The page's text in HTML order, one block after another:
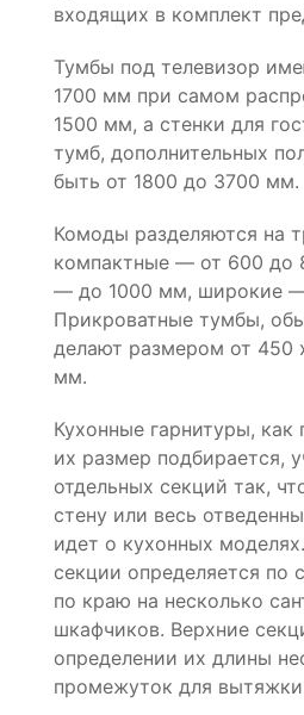
входящих в комплект
Тумбы под телевизор
1700 мм при самом
1500 мм, а стенки для
тумб, дополнительных
быть от 1800 до 3700 мм.
Комоды разделяются на
компактные — от 600 до
— до 1000 мм, широкие
Прикроватные тумбы,
делают размером от 450
мм.
Кухонные гарнитуры,
их размер подбирается,
отдельных секций так,
стену или весь
идет о кухонных
секции определяется по
по краю на несколько
шкафчиков. Верхние
определении их длины
промежуток для